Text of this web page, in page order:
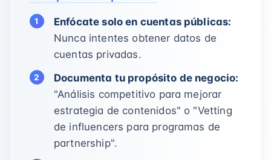
Enfócate solo en cuentas públicas:
Nunca intentes obtener datos de
cuentas privadas.
Documenta tu propósito de negocio:
"Análisis competitivo para mejorar
estrategia de contenidos" o "Vetting
de influencers para programas de
partnership".